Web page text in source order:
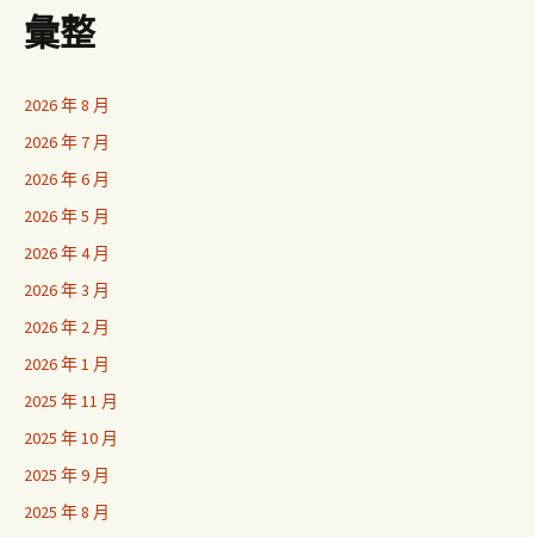
彙整
2026 年 8 月
2026 年 7 月
2026 年 6 月
2026 年 5 月
2026 年 4 月
2026 年 3 月
2026 年 2 月
2026 年 1 月
2025 年 11 月
2025 年 10 月
2025 年 9 月
2025 年 8 月